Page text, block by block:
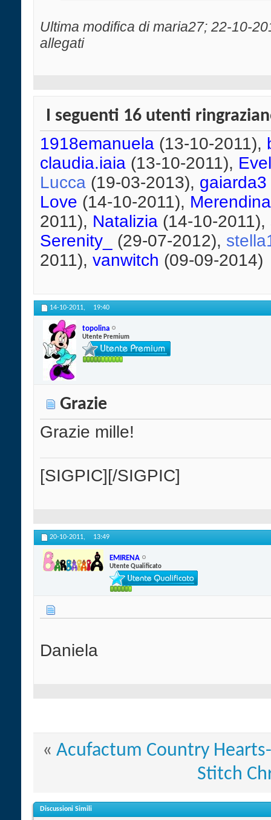
Ultima modifica di maria27; 22-10-
allegati
I seguenti 16 utenti
1918emanuela (13-10-2011),
claudia.iaia (13-10-2011),
Lucca (19-03-2013), gaiarda3
Love (14-10-2011),
2011), Natalizia (14-10-2011),
Serenity_
(29-07-2012),
2011), vanwitch (09-09-2014)
14-10-2011, 19:40
topolina
Utente Premium
Grazie
Grazie mille!
[SIGPIC][/SIGPIC]
20-10-2011, 13:49
EMIRENA
Utente Qualificato
Daniela
« Acufactum Country
Stitch
Discussioni Simili